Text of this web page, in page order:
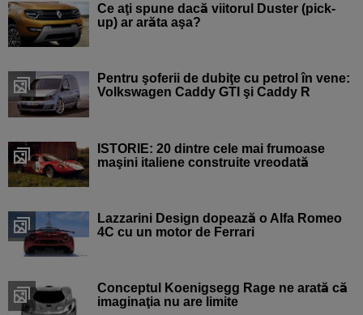
Ce aţi spune dacă viitorul Duster (pick-
up) ar arăta aşa?
Pentru şoferii de dubiţe cu petrol în vene:
Volkswagen Caddy GTI şi Caddy R
ISTORIE: 20 dintre cele mai frumoase
maşini italiene construite vreodată
Lazzarini Design dopează o Alfa Romeo
4C cu un motor de Ferrari
Conceptul Koenigsegg Rage ne arată că
imaginaţia nu are limite